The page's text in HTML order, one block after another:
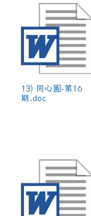
13) 同心圓-第16
期.doc